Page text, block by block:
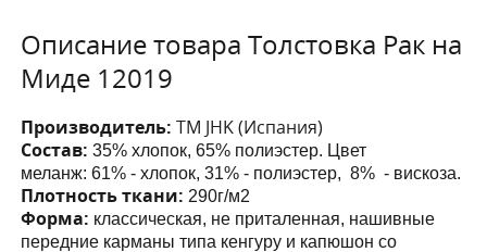
Описание товара Толстовка Рак на
Миде 12019
Производитель:ТМ JHK (Испания)
Состав: 35% хлопок, 65% полиэстер. Цвет
меланж:61% - хлопок, 31% - полиэстер, 8% - вискоза.
Плотность ткани: 290г/м2
Форма: классическая, не приталенная, нашивные
передние карманытипа кенгуру и капюшон со